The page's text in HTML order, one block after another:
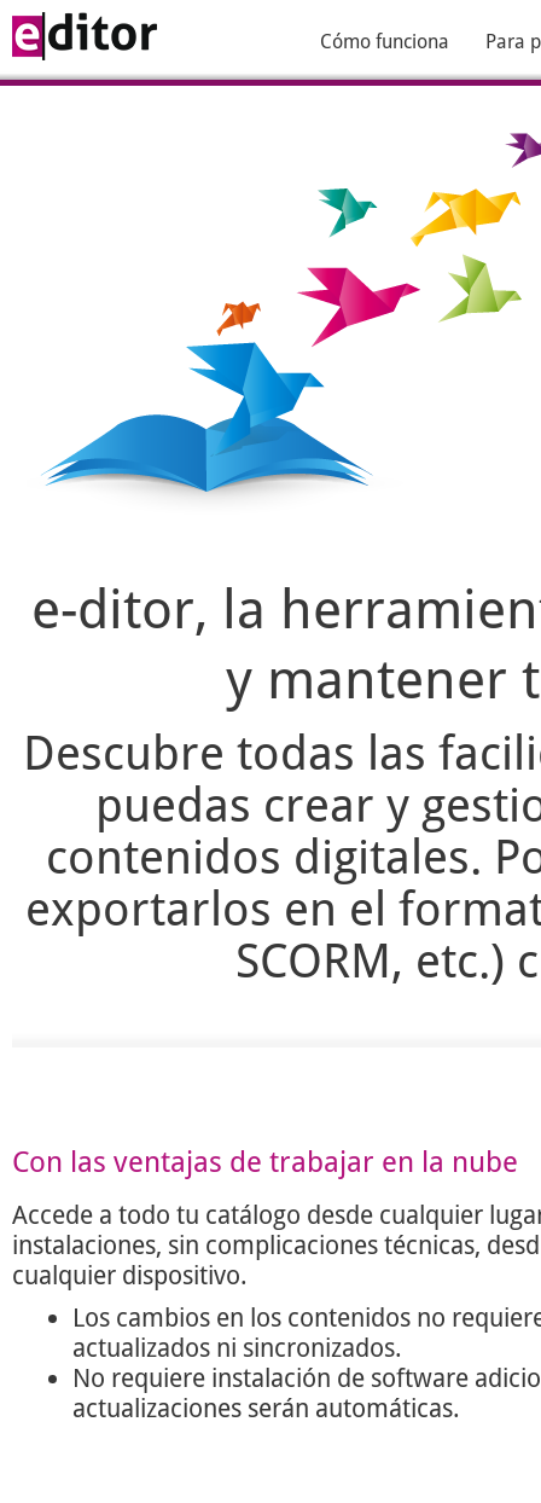
Cómo funciona Para
e-ditor, la
y mantener
Descubre todas las
puedas crear y
contenidos digitales.
exportarlos en el
SCORM, etc.)
Con las ventajas de trabajar en la nube
Accede a todo tu catálogo desde cualquier
instalaciones, sin complicaciones técnicas,
cualquier dispositivo.
Los cambios en los contenidos no
actualizados ni sincronizados.
No requiere instalación de software
actualizaciones serán automáticas.